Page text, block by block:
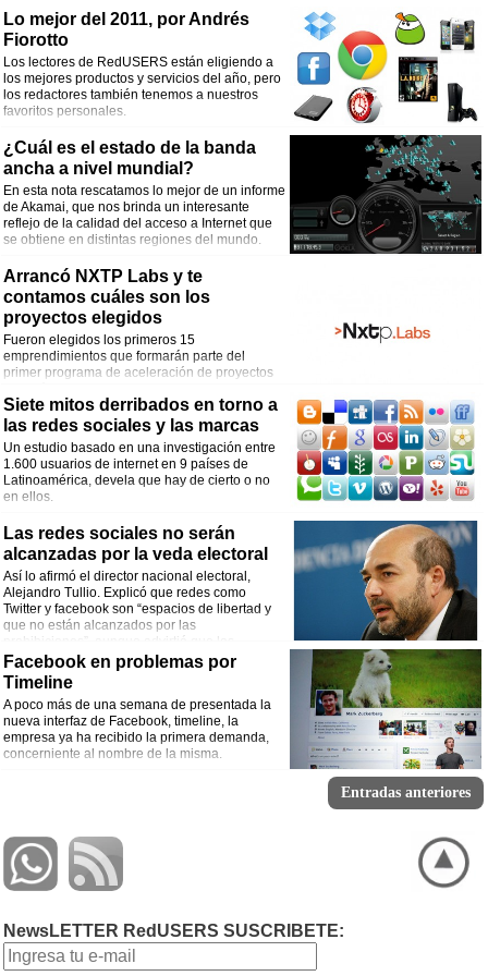
venta en febrero que Twitter, YouTube, LinkedIn y Google+ combinados. La tasa
de crecimiento es impresionante: 17, 8 millones el mes pasado, lo que
representa un crecimiento del 52% con respecto al mes anterior. El plan de
negocios es muy claro, tanto es así que Pinterest contrató a Tim Kendall, ex
“director of monetization”, algo así como director de capitalización de Facebook,
para llevar adelante un plan en el área. Por último, los inversores creen que el
copyright no representa un problema para la red social, y que, legalmente, se
Lo mejor del 2011, por Andrés
Fiorotto
Los lectores de RedUSERS están eligiendo a
los mejores productos y servicios del año, pero
los redactores también tenemos a nuestros
favoritos personales.
¿Cuál es el estado de la banda
ancha a nivel mundial?
En esta nota rescatamos lo mejor de un informe
de Akamai, que nos brinda un interesante
reflejo de la calidad del acceso a Internet que
se obtiene en distintas regiones del mundo.
Arrancó NXTP Labs y te
contamos cuáles son los
proyectos elegidos
Fueron elegidos los primeros 15
emprendimientos que formarán parte del
primer programa de aceleración de proyectos
Siete mitos derribados en torno a
las redes sociales y las marcas
Un estudio basado en una investigación entre
1.600 usuarios de internet en 9 países de
Latinoamérica, devela que hay de cierto o no
en ellos.
Las redes sociales no serán
alcanzadas por la veda electoral
Así lo afirmó el director nacional electoral,
Alejandro Tullio. Explicó que redes como
Twitter y facebook son “espacios de libertad y
que no están alcanzados por las
prohibiciones”, aunque advirtió que los
candidatos no podrán hacer campaña durante esas horas en ningún medio.
Facebook en problemas por
Timeline
A poco más de una semana de presentada la
nueva interfaz de Facebook, timeline, la
empresa ya ha recibido la primera demanda,
concerniente al nombre de la misma.
Entradas anteriores
NewsLETTER RedUSERS SUSCRIBETE: